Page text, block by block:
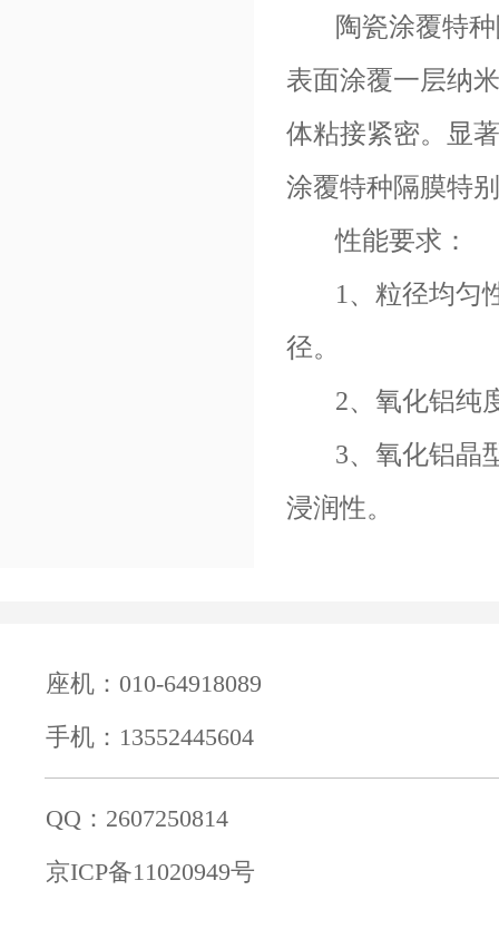
陶瓷涂覆特
表面涂覆一层纳
体粘接紧密。显
涂覆特种隔膜特
性能要求：
1 、粒径均匀
径。
2、氧化铝纯
3、氧化铝晶
浸润性。
座机：010-64918089
手机：13552445604
QQ：2607250814
京ICP备11020949号